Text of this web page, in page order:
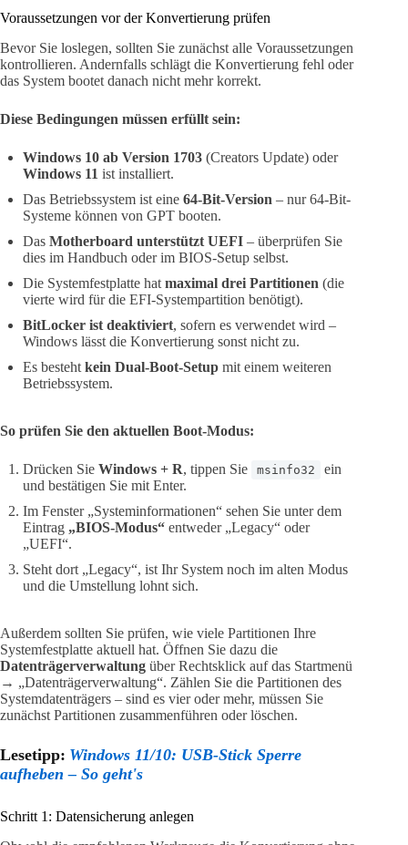
Voraussetzungen vor der Konvertierung prüfen
Bevor Sie loslegen, sollten Sie zunächst alle Voraussetzungen
kontrollieren. Andernfalls schlägt die Konvertierung fehl oder
das System bootet danach nicht mehr korrekt.
Diese Bedingungen müssen erfüllt sein:
Windows 10 ab Version 1703 (Creators Update) oder
Windows 11 ist installiert.
Das Betriebssystem ist eine 64-Bit-Version – nur 64-Bit-
Systeme können von GPT booten.
Das Motherboard unterstützt UEFI – überprüfen Sie
dies im Handbuch oder im BIOS-Setup selbst.
Die Systemfestplatte hat maximal drei Partitionen (die
vierte wird für die EFI-Systempartition benötigt).
BitLocker ist deaktiviert, sofern es verwendet wird –
Windows lässt die Konvertierung sonst nicht zu.
Es besteht kein Dual-Boot-Setup mit einem weiteren
Betriebssystem.
So prüfen Sie den aktuellen Boot-Modus:
Drücken Sie Windows + R, tippen Sie msinfo32
ein
und bestätigen Sie mit Enter.
Im Fenster „Systeminformationen“ sehen Sie unter dem
Eintrag „BIOS-Modus“ entweder „Legacy“ oder
„UEFI“.
Steht dort „Legacy“, ist Ihr System noch im alten Modus
und die Umstellung lohnt sich.
Außerdem sollten Sie prüfen, wie viele Partitionen Ihre
Systemfestplatte aktuell hat. Öffnen Sie dazu die
Datenträgerverwaltung über Rechtsklick auf das Startmenü
→ „Datenträgerverwaltung“. Zählen Sie die Partitionen des
Systemdatenträgers – sind es vier oder mehr, müssen Sie
zunächst Partitionen zusammenführen oder löschen.
Lesetipp: Windows 11/10: USB-Stick Sperre
aufheben – So geht's
Schritt 1: Datensicherung anlegen